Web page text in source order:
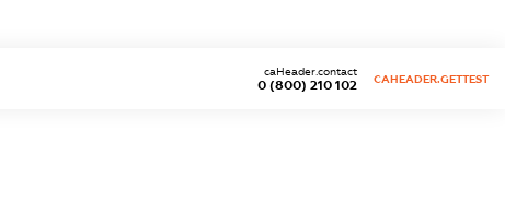
0 (800) 210 102
caHeader.contact
CAHEADER.GETTEST